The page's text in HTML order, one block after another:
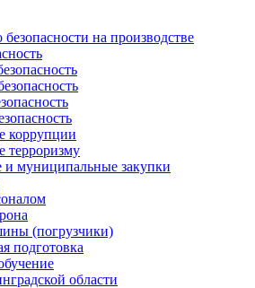
на производстве
коррупции
терроризму
и муниципальные закупки
(погрузчики)
подготовка
области